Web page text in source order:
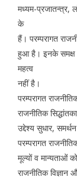
मध्यम-प्रजातन्त्र,
के
हैं। परम्परागत
हुआ है। इनके समक्ष
महत्व
नहीं है।
परम्परागत
राजनीतिक
उद्देश्य सुधार,
परम्परागत
मूल्यों व मान्यताओं
राजनीतिक विज्ञान